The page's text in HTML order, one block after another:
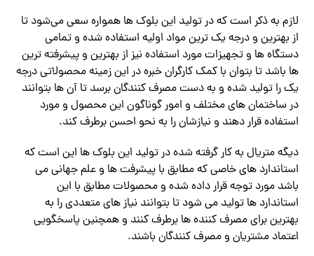
لازم به ذکر است که در تولید این بلوک ها همواره سعی می‌شود تا
از بهترین و درجه یک ترین مواد اولیه استفاده شده و تمامی
دستگاه‌ ها و تجهیزات مورد استفاده نیز از بهترین و پیشرفته ترین
ها باشد تا بتوان با کمک کارگران خبره در این زمینه محصولاتی درجه
یک را تولید شده و به دست مصرف کنندگان برسد تا آن ها بتوانند
در ساختمان های مختلف و امور گوناگون این محصول و مورد
استفاده قرار دهند و نیازشان را به نحو احسن برطرف کند.
دیگه متریال به کار گرفته شده در تولید این بلوک ها این است که
استاندارد های خاصی که مطابق با پیشرفت ها و علم جهانی می
باشد مورد توجه قرار داده شده و محصولات مطابق با این
استاندارد ها تولید می شود تا بتوانند نیاز های متعددی را به
بهترین برای مصرف کننده ها برطرف کنند و همچنین پاسخگویی
اعتماد مشتریان و مصرف کنندگان باشند.